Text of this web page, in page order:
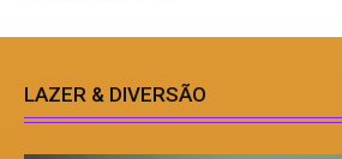
LAZER & DIVERSÃO